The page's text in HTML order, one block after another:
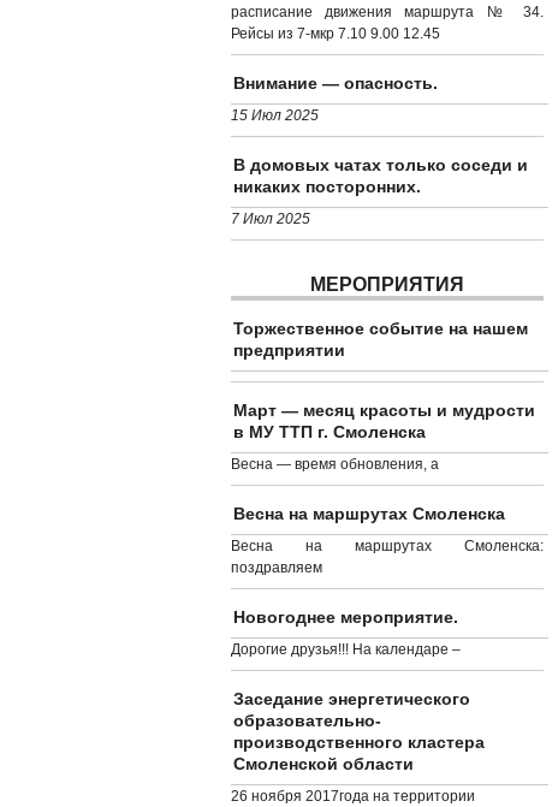
расписание движения маршрута № 34.
Рейсы из 7-мкр 7.10 9.00 12.45
Внимание — опасность.
15 Июл 2025
В домовых чатах только соседи и
никаких посторонних.
7 Июл 2025
МЕРОПРИЯТИЯ
Торжественное событие на нашем
предприятии
Март — месяц красоты и мудрости
в МУ ТТП г. Смоленска
Весна — время обновления, а
Весна на маршрутах Смоленска
Весна на маршрутах Смоленска:
поздравляем
Новогоднее мероприятие.
Дорогие друзья!!! На календаре –
Заседание энергетического
образовательно-
производственного кластера
Смоленской области
26 ноября 2017года на территории